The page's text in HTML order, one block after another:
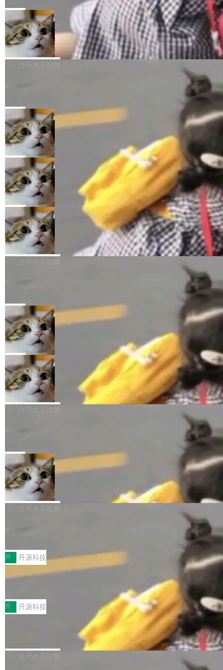
给 OpenAI 总法律顾问 Che Chang 发了封邮
件，附了一封长信，要求 OpenAI 配合调查前苹
果员工带走机密信...
你的，AI写AI的，同屏协作互不干扰。一句话让
AI帮你干活，现在开启全新体验！ 温馨提示：
体验WorkBuddy鸿蒙PC版前，请将 HUAWEI M
atePad Edge 升级至 HarmonyOS 6.1.0.135S
P9 patch03及以上版本。 *升级路径：设置 > 搜
全球知名开源多媒体框架 FFmpeg 今天正式发
布了 9.0 版本。这个版本除了带来新一代音视频
处理能力和硬件加速支持之外，还有一个特殊之
处：FFmpeg 9.0 的代号是“Lei”。 这个名字，
来自中国开发者雷霄骅（Lei Xiaohua）。 对于
很多中国音视频开发者而言，这个名字并不陌
“启蒙老师”。 而今年，恰好是雷霄骅离世十周
年。FFmpeg 社区最终选择用一个大版本的名
字，留下了这份纪念。 雷霄骅曾是中国传媒大学
数字电视技术方向的博士生，长期从事视频、音
频技...
局
亚马逊成本失控：AI 写代码烧掉 1215
万元，超预算 860%
外媒近日曝光了亚马逊的多份内部报告显示，AI
导致公司在多个项目上超支。《金融时报》报道
编写程序，目标是完成电商平台作者信息与商品
列表的数据匹配 —— 一项常规的数据处理任
务，最终却产生了 180 万美元的账单，实际支出
超出原定预算 860%。 更令人意外的是，该项目
最终并未成功落地，而高额算力消耗持续运行长
达 5 个月，公司直到财务对账时才察觉异常。这
意味着一个无人看管的 AI 程序，在近半年时间
里日夜不停地"烧钱"。 复盘显示，...
白开水不加糖
e CEO Clément Delangue 在 CNBC 的采访里
没有拐弯抹角。他说中国正在赢得 AI 竞赛，而
且按目前的速度，中国 AI 工具预计在今年底或
2027 年就能追上美国前沿实验室的水平。 Dela
ngue 把原因归结为一件事：开放协作。中国的
AI 开发者在一个共享和协作的生态里加速迭代，
而美国模型厂商在"闭门造车"。他的原话是 "buil
ding in silos"——各自为战，互不通气。 这个判
断从他嘴里说出来分量不同。Hugging Face 是
全球最大的开源 AI 平台，上面跑着上百万个模
型。谁在开源赛道上领先，...
局
当 AI agent 把源码变成了最好的扩展系
统，开发者工具必须开源
五年前，David Crawshaw 问过很多软件工程师
一个问题：你写过什么给自己用的程序？答案几
乎都是没有。工程师们整天用别人写的程序写程
序给别人用。偶尔有人自己写个博客系统、智能
家居控制、家庭实验室，都算稀奇事。 Crawsh
aw 是 Shelley 的作者，一个开源 AI coding age
nt。他最近在博客上写了一篇文章，核心论点很
简单：开发者工具必须开源。 理由不是传统的自
由软件情怀，而是一个跟 AI agent 直接相关的
技术判断。 两行 prompt 就能个性化任何软件 C
局
DeepSeek Harness 宣布内测邀请，全
网最大规模开源 Agent 路演现场诞生
一条内测招募帖，发出去的时候大概没人想到它
会变成一场开源 Agent 生态的路演。 8月1日，
DeepSeek Harness 团队负责人崔添翼（tiany
i）在 X 上发帖： 「如果你是 Agent Harness 相
关开源项目的开发者，希望参加 DeepSeek Har
ness 的内测，可以回复或私信联系我。请附上
Harness 负责把能力落到真实环境中——调用工
具、读写文件、管理上下文、处理错误、完成闭
环。崔添翼招人的标...
局
商汤 SenseNova U1.5-Lite-Preview
开源
商汤科技宣布面向社区开源轻量级统一多模态模
型的预览版本 SenseNova U1.5-Lite-Preview。
理解、推理、生成与编辑，还仅以 8B-MoT 的轻
量大小，将能力推进到4K、更精细的真实质感、
更复杂的视觉控制和可持续迭代编辑。 相比 U
1，U1.5-Lite-Preview 在以下方向上带来了显著
提升： 原生支持4K图像生成； 更精细的局部纹
理、细节与真实世界质感； 更准确的中英文文字
生成与复杂版式组织； 更稳定的图...
白开水不加糖
nap。这次是 hwctl——一个用来检查 Ubuntu
硬件认证状态的命令行工具。 Canonical 工程师
Alan Griffiths 在邮件列表中说得很直白：「hwc
tl 是一个 Ubuntu 专有的包，它和它的依赖项都
是 Ubuntu 专有的，不会用在其他发行版上。」
所以 deb 版本的受众实际上为零。既然只有 Ub
untu 用户在用，那用 snap 打包就没什么可纠结
的。 从 deb 到 snap 的迁移路径 hwctl 是 rust-
hwlib 硬件 API 库的一部分，命令行工具负责查
局
Dario Amodei 担心新人来 Anthropic
只为金钱，不为使命
顶级 AI 研究员在两家公司之间来回跳，中间只
隔了几天。 Lilian Weng 上周刚宣布因健康原因
离开 Thinking Machines Lab，说自己作为联合
创始人的角色「太累了」。几天后，The Inform
ation 就曝出她将重回 OpenAI，负责递归自我
改进方向的研究。她是 Thinking Machines 过
一在人才争夺战中失血的公司。六月，Google
连失两员大将：Noam Shazeer 去了 Op...
局
FFmpeg 9.0 发布
FFmpeg 9.0 现已发布，包含多项改进。官方更
新日志列出的 9.0 版本主要更新内容如下： 扩
er HE-AAC 960 解码 (DAB+) transpose_cuda
filter 添加 AMF Frame Rate Converter (vf_frc
_amf) filter SMPTE 2094-50 元数据支持和直
通 ProRes RAW VideoToolbox 硬件加速器 AP
V ...
白开水不加糖
Code 在 X 上发帖：「DeepSeek Flash did 8T
tokens on August 1st. 5T of free usage + 3T
on OpenCode Go.」79.8 万次浏览，连带着 #
DeepSeek一天消耗了8万亿# 上了微博热搜——
注意这是 OpenCode 一家的消耗。 OpenCode
不完。」5T 来自免费额度，3T 来自 Go...
局
NetBSD 11.0 正式发布
NetBSD 11.0 现已正式发布，这是 NetBSD 操
作系统的第十八个主要版本。 自 NetBSD 10.1
ve JH71XX 的设备，例如 VisionFive 2、PINE
64 STAR64，以及 QEMU。 增强了对 POSIX.1
-2024 和 C23 编程接口标准的兼容性。 compat
_linux(8) 增强了对 Linux 系统调用的支持，包
括 epoll（围绕 kqueue 实现）、POSIX 消息队
列、...
白开水不加糖
案
享会在上海举办。鸿蒙生态的全场景智慧营销平
台鲸鸿动能协同华为游戏中心，面向游戏行业开
发者及生态伙伴，系统呈现了平台在游戏领域的
完整能力版图——从IAP高价值用户的全周期经
营、到IAA游戏的“买变一体”正循环、再到联运与
广告协同的全链路经营闭环，以及面向全球市场
的出海增长布局。 华为终端云业务商业化销售负
责人在开场致辞中表示，游戏开发者的核心诉求
已不再是“多一个投放渠道”，而是一套能够持续
开 开源科技
技嘉X3D系列再添新成员 B850 AORU
面向AMD Ryzen X3D处理器玩家，技嘉X3D系
列主板阵容迎来新成员——B850 AORUS ELITE
X3D。作为面向主流高性能平台打造的全新主板
产品，B850 AORUS ELITE X3D延续技嘉在X3
D平台优化上的技术积累，旨在为游戏玩家带来
更稳定、更高效的装机选择。 B850 AORUS ELI
开 开源科技
Zadig v5.0 发布：AI 发布专员与 AI 审
我们团队这几天最大的卡点不是 AI 写得不够
好，是 AI 写得太好了。 好到审查排期从两天的
白开水不加糖